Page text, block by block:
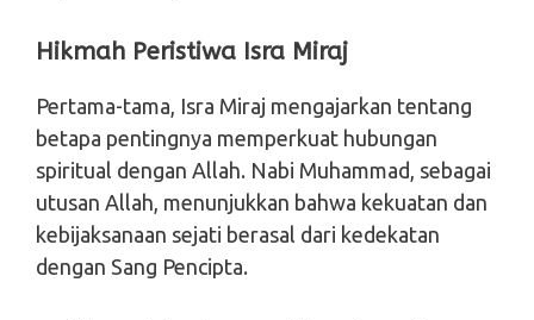
Hikmah Peristiwa Isra Miraj
Pertama-tama, Isra Miraj mengajarkan tentang
betapa pentingnya memperkuat hubungan
spiritual dengan Allah. Nabi Muhammad, sebagai
utusan Allah, menunjukkan bahwa kekuatan dan
kebijaksanaan sejati berasal dari kedekatan
dengan Sang Pencipta.